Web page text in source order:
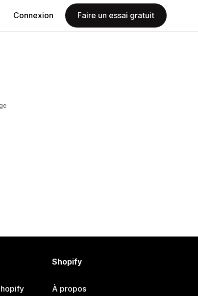
Connexion Faire un essai gratuit
Shopify
À propos